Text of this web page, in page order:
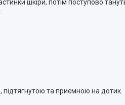
шкіри, потім поступово
та приємною на дотик.